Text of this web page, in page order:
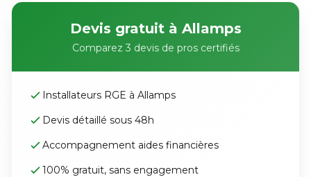
Devis gratuit à Allamps
Comparez 3 devis de pros certifiés
Installateurs RGE à Allamps
Devis détaillé sous 48h
Accompagnement aides financières
100% gratuit, sans engagement